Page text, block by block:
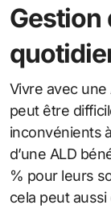
Gestion
Vivre avec
peut être
inconvénients
d’une ALD
% pour leurs
cela peut